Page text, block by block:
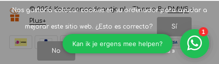
© 2026 Koopeencadeautje.nl - Theme ByDMWSx
Plus+
Nos gustaría colocar cookies en su ordenador para ayudar a
mejorar este sitio web. ¿Esto es correcto? Sí
No Más acerca de las cookies »